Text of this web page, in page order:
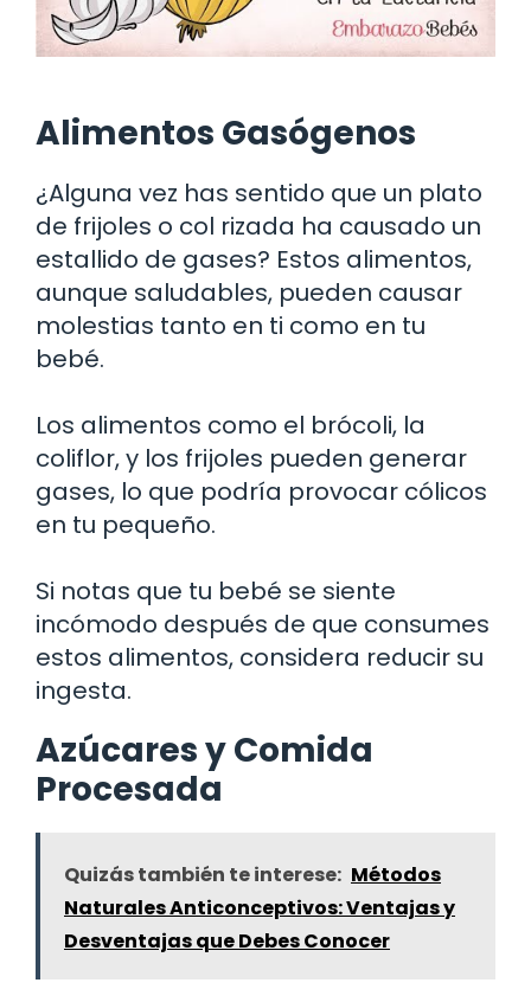
Alimentos Gasógenos
¿Alguna vez has sentido que un plato
de frijoles o col rizada ha causado un
estallido de gases? Estos alimentos,
aunque saludables, pueden causar
molestias tanto en ti como en tu
bebé.
Los alimentos como el brócoli, la
coliflor, y los frijoles pueden generar
gases, lo que podría provocar cólicos
en tu pequeño.
Si notas que tu bebé se siente
incómodo después de que consumes
estos alimentos, considera reducir su
ingesta.
Azúcares y Comida
Procesada
Quizás también te interese: Métodos
Naturales Anticonceptivos: Ventajas y
Desventajas que Debes Conocer